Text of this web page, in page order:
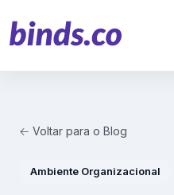
← Voltar para o Blog
Ambiente Organizacional